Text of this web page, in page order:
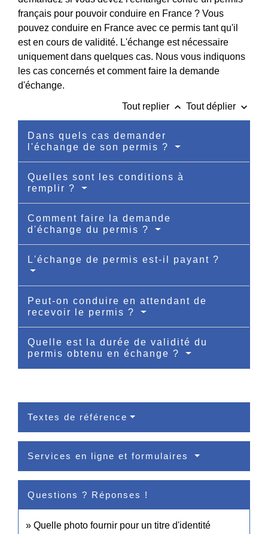
français pour pouvoir conduire en France ? Vous
pouvez conduire en France avec ce permis tant qu'il
est en cours de validité. L'échange est nécessaire
uniquement dans quelques cas. Nous vous indiquons
les cas concernés et comment faire la demande
d'échange.
Tout replier keyboard_arrow_up Tout déplier keyboard_arrow_down
Dans quels cas demander
l'échange de son permis ?
Quelles sont les conditions à
remplir ?
Comment faire la demande
d'échange du permis ?
L'échange de permis est-il payant ?
Peut-on conduire en attendant de
recevoir le permis ?
Quelle est la durée de validité du
permis obtenu en échange ?
Textes de référence
Services en ligne et formulaires
Questions ? Réponses !
Quelle photo fournir pour un titre d'identité